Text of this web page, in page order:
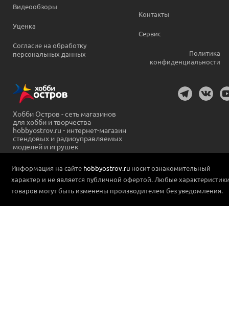
Видеообзоры
Уценка
Согласие на обработку
персональных данных
Контакты
Сервис
Политика
конфиденциальности
Хобби Остров - сеть магазинов
для хобби и творчества
hobbyostrov.ru - интернет-магазин
стендовых и радиоуправляемых
моделей и игрушек
Информация на сайте hobbyostrov.ru носит ознакомительный
характер и не является публичной офертой. Любые
товаров могут быть изменены производителем без уведомления.